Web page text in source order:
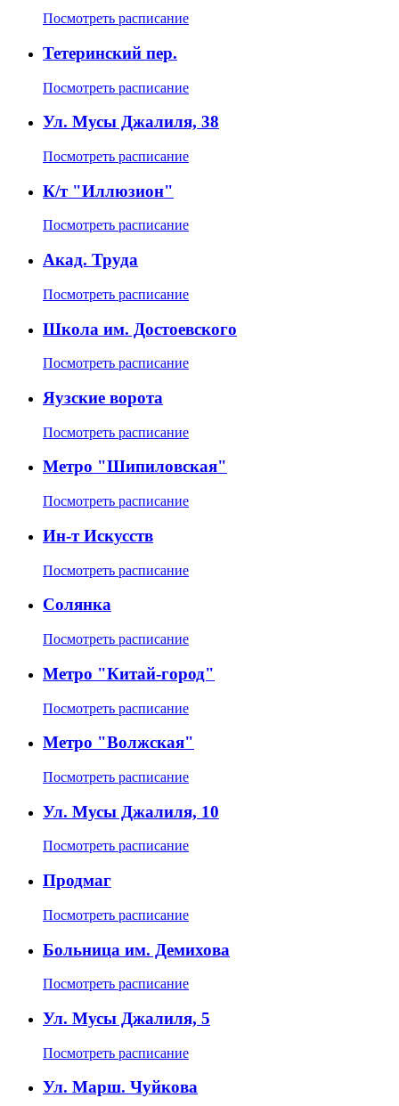
Посмотреть расписание
Тетеринский пер.
Посмотреть расписание
Ул. Мусы Джалиля, 38
Посмотреть расписание
К/т "Иллюзион"
Посмотреть расписание
Акад. Труда
Посмотреть расписание
Школа им. Достоевского
Посмотреть расписание
Яузские ворота
Посмотреть расписание
Метро "Шипиловская"
Посмотреть расписание
Ин-т Искусств
Посмотреть расписание
Солянка
Посмотреть расписание
Метро "Китай-город"
Посмотреть расписание
Метро "Волжская"
Посмотреть расписание
Ул. Мусы Джалиля, 10
Посмотреть расписание
Продмаг
Посмотреть расписание
Больница им. Демихова
Посмотреть расписание
Ул. Мусы Джалиля, 5
Посмотреть расписание
Ул. Марш. Чуйкова